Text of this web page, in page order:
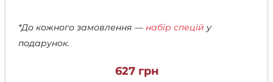
*До кожного замовлення — набір спецій у
подарунок.
627 грн